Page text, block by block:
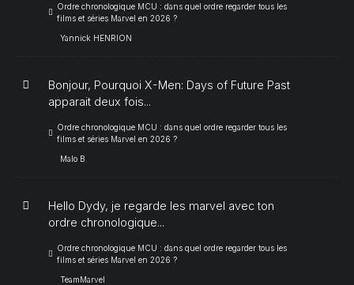
Ordre chronologique MCU : dans quel ordre regarder tous les
films et séries Marvel en 2026 ?
Yannick HENRION
Bonjour, Pourquoi X-Men: Days of Future Past
apparait deux fois...
Ordre chronologique MCU : dans quel ordre regarder tous les
films et séries Marvel en 2026 ?
Malo B
Hello Dydy, je regarde les marvel avec ton
ordre chronologique...
Ordre chronologique MCU : dans quel ordre regarder tous les
films et séries Marvel en 2026 ?
TeamMarvel